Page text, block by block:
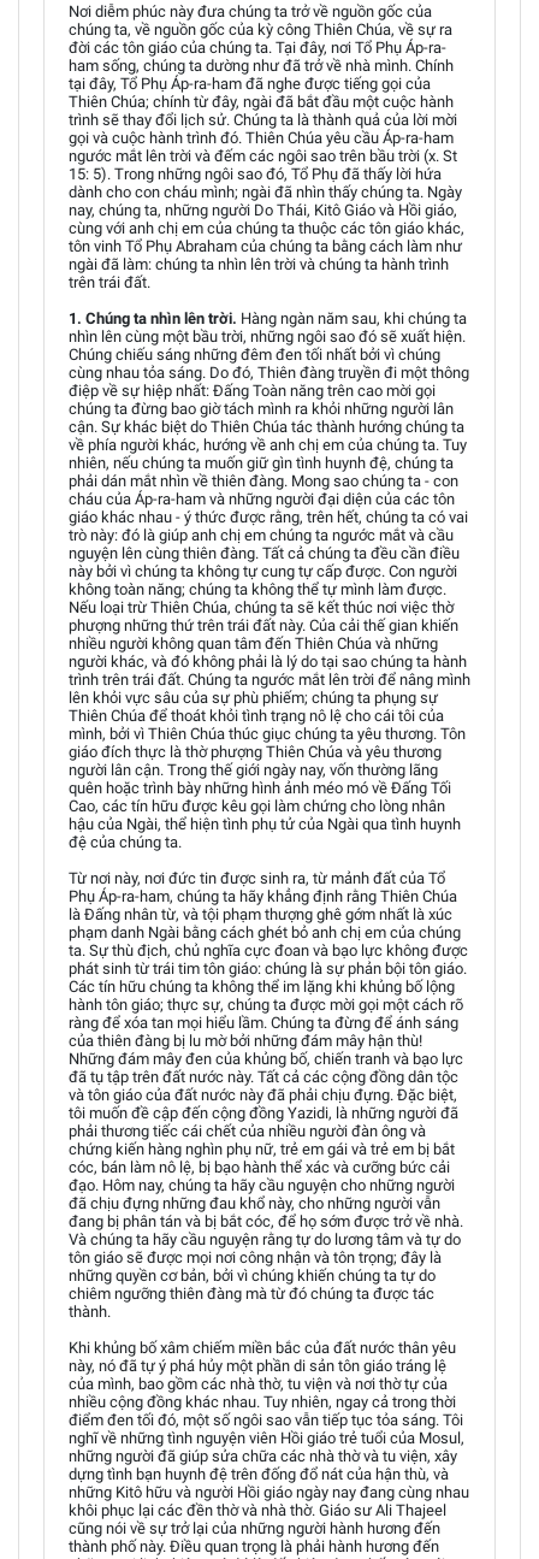
Nơi diễm phúc này đưa chúng ta trở về nguồn gốc của
chúng ta, về nguồn gốc của kỳ công Thiên Chúa, về sự ra
đời các tôn giáo của chúng ta. Tại đây, nơi Tổ Phụ Áp-ra-
ham sống, chúng ta dường như đã trở về nhà mình. Chính
tại đây, Tổ Phụ Áp-ra-ham đã nghe được tiếng gọi của
Thiên Chúa; chính từ đây, ngài đã bắt đầu một cuộc hành
trình sẽ thay đổi lịch sử. Chúng ta là thành quả của lời mời
gọi và cuộc hành trình đó. Thiên Chúa yêu cầu Áp-ra-ham
ngước mắt lên trời và đếm các ngôi sao trên bầu trời (x. St
15: 5). Trong những ngôi sao đó, Tổ Phụ đã thấy lời hứa
dành cho con cháu mình; ngài đã nhìn thấy chúng ta. Ngày
nay, chúng ta, những người Do Thái, Kitô Giáo và Hồi giáo,
cùng với anh chị em của chúng ta thuộc các tôn giáo khác,
tôn vinh Tổ Phụ Abraham của chúng ta bằng cách làm như
ngài đã làm: chúng ta nhìn lên trời và chúng ta hành trình
trên trái đất.
1. Chúng ta nhìn lên trời. Hàng ngàn năm sau, khi chúng ta
nhìn lên cùng một bầu trời, những ngôi sao đó sẽ xuất hiện.
Chúng chiếu sáng những đêm đen tối nhất bởi vì chúng
cùng nhau tỏa sáng. Do đó, Thiên đàng truyền đi một thông
điệp về sự hiệp nhất: Đấng Toàn năng trên cao mời gọi
chúng ta đừng bao giờ tách mình ra khỏi những người lân
cận. Sự khác biệt do Thiên Chúa tác thành hướng chúng ta
về phía người khác, hướng về anh chị em của chúng ta. Tuy
nhiên, nếu chúng ta muốn giữ gìn tình huynh đệ, chúng ta
phải dán mắt nhìn về thiên đàng. Mong sao chúng ta - con
cháu của Áp-ra-ham và những người đại diện của các tôn
giáo khác nhau - ý thức được rằng, trên hết, chúng ta có vai
trò này: đó là giúp anh chị em chúng ta ngước mắt và cầu
nguyện lên cùng thiên đàng. Tất cả chúng ta đều cần điều
này bởi vì chúng ta không tự cung tự cấp được. Con người
không toàn năng; chúng ta không thể tự mình làm được.
Nếu loại trừ Thiên Chúa, chúng ta sẽ kết thúc nơi việc thờ
phượng những thứ trên trái đất này. Của cải thế gian khiến
nhiều người không quan tâm đến Thiên Chúa và những
người khác, và đó không phải là lý do tại sao chúng ta hành
trình trên trái đất. Chúng ta ngước mắt lên trời để nâng mình
lên khỏi vực sâu của sự phù phiếm; chúng ta phụng sự
Thiên Chúa để thoát khỏi tình trạng nô lệ cho cái tôi của
mình, bởi vì Thiên Chúa thúc giục chúng ta yêu thương. Tôn
giáo đích thực là thờ phượng Thiên Chúa và yêu thương
người lân cận. Trong thế giới ngày nay, vốn thường lãng
quên hoặc trình bày những hình ảnh méo mó về Đấng Tối
Cao, các tín hữu được kêu gọi làm chứng cho lòng nhân
hậu của Ngài, thể hiện tình phụ tử của Ngài qua tình huynh
đệ của chúng ta.
Từ nơi này, nơi đức tin được sinh ra, từ mảnh đất của Tổ
Phụ Áp-ra-ham, chúng ta hãy khẳng định rằng Thiên Chúa
là Đấng nhân từ, và tội phạm thượng ghê gớm nhất là xúc
phạm danh Ngài bằng cách ghét bỏ anh chị em của chúng
ta. Sự thù địch, chủ nghĩa cực đoan và bạo lực không được
phát sinh từ trái tim tôn giáo: chúng là sự phản bội tôn giáo.
Các tín hữu chúng ta không thể im lặng khi khủng bố lộng
hành tôn giáo; thực sự, chúng ta được mời gọi một cách rõ
ràng để xóa tan mọi hiểu lầm. Chúng ta đừng để ánh sáng
của thiên đàng bị lu mờ bởi những đám mây hận thù!
Những đám mây đen của khủng bố, chiến tranh và bạo lực
đã tụ tập trên đất nước này. Tất cả các cộng đồng dân tộc
và tôn giáo của đất nước này đã phải chịu đựng. Đặc biệt,
tôi muốn đề cập đến cộng đồng Yazidi, là những người đã
phải thương tiếc cái chết của nhiều người đàn ông và
chứng kiến hàng nghìn phụ nữ, trẻ em gái và trẻ em bị bắt
cóc, bán làm nô lệ, bị bạo hành thể xác và cưỡng bức cải
đạo. Hôm nay, chúng ta hãy cầu nguyện cho những người
đã chịu đựng những đau khổ này, cho những người vẫn
đang bị phân tán và bị bắt cóc, để họ sớm được trở về nhà.
Và chúng ta hãy cầu nguyện rằng tự do lương tâm và tự do
tôn giáo sẽ được mọi nơi công nhận và tôn trọng; đây là
những quyền cơ bản, bởi vì chúng khiến chúng ta tự do
chiêm ngưỡng thiên đàng mà từ đó chúng ta được tác
thành.
Khi khủng bố xâm chiếm miền bắc của đất nước thân yêu
này, nó đã tự ý phá hủy một phần di sản tôn giáo tráng lệ
của mình, bao gồm các nhà thờ, tu viện và nơi thờ tự của
nhiều cộng đồng khác nhau. Tuy nhiên, ngay cả trong thời
điểm đen tối đó, một số ngôi sao vẫn tiếp tục tỏa sáng. Tôi
nghĩ về những tình nguyện viên Hồi giáo trẻ tuổi của Mosul,
những người đã giúp sửa chữa các nhà thờ và tu viện, xây
dựng tình bạn huynh đệ trên đống đổ nát của hận thù, và
những Kitô hữu và người Hồi giáo ngày nay đang cùng nhau
khôi phục lại các đền thờ và nhà thờ. Giáo sư Ali Thajeel
cũng nói về sự trở lại của những người hành hương đến
thành phố này. Điều quan trọng là phải hành hương đến